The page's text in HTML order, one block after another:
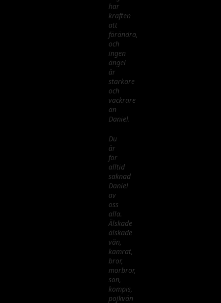
har
kraften
att
förändra,
och
ingen
ängel
är
starkare
och
vackrare
än
Daniel.
Du
är
för
alltid
saknad
Daniel
av
oss
alla.
Älskade
älskade
vän,
kamrat,
bror,
morbror,
son,
kompis,
pojkvän